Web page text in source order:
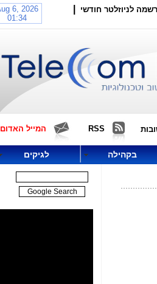
לניוזלטר חודשי
RSS המייל האדום
בקהילה לגיקים